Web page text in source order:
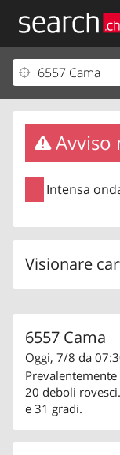
Avviso
Intensa
Visionare
6557 Cama
Oggi, 7/8 da
20 deboli
e 31 gradi.
Il vostro profolio
Area clienti
Informazioni